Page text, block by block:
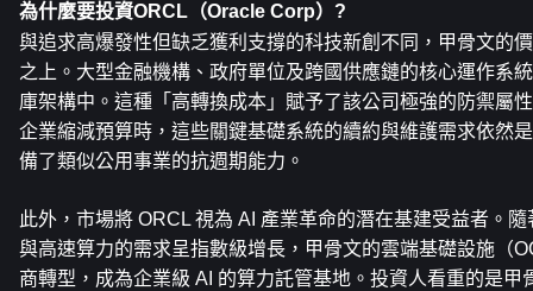
為什麼要投資ORCL（Oracle Corp）?
與追求高爆發性但缺乏獲利支撐的科技新創不同，甲骨文的
之上。大型金融機構、政府單位及跨國供應鏈的核心運作系
庫架構中。這種「高轉換成本」賦予了該公司極強的防禦屬
企業縮減預算時，這些關鍵基礎系統的續約與維護需求依然
備了類似公用事業的抗週期能力。
此外，市場將 ORCL 視為 AI 產業革命的潛在基建受益者。
與高速算力的需求呈指數級增長，甲骨文的雲端基礎設施（
商轉型，成為企業級 AI 的算力託管基地。投資人看重的是甲